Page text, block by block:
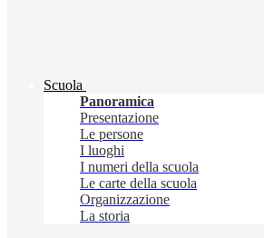
Scuola
Panoramica
Presentazione
Le persone
I luoghi
I numeri della scuola
Le carte della scuola
Organizzazione
La storia